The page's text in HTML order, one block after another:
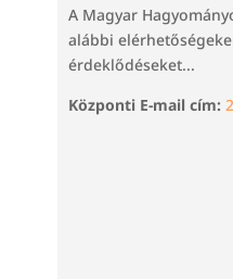
A Magyar
alábbi
érdeklődéseket...
Központi E-mail cím: